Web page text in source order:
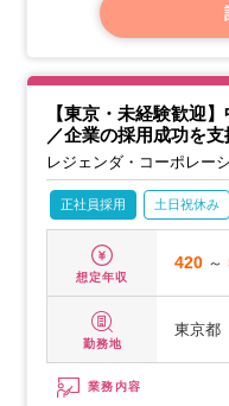
【具体的には】
ス支援として事業企画
り、BPOの強みをフル
ェクト）の推進支援（
す。
＜各チームの役割＞
【東京・未経験歓迎
／企業の採用成功を
レジェンダ・コーポレー
正社員採用 土日祝休み
想定年収
420 ～
勤務地
東京都
業務内容